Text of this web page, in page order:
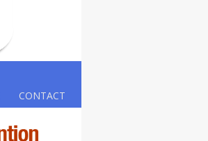
CONTACT